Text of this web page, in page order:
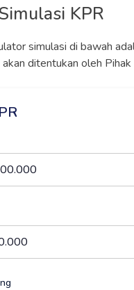
KPR
simulasi di bawah
ditentukan oleh